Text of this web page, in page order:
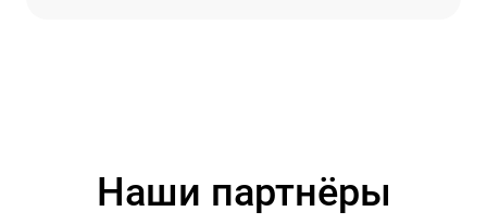
Наши партнёры